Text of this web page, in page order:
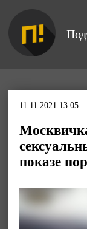
11.11.2021 13:05
показе